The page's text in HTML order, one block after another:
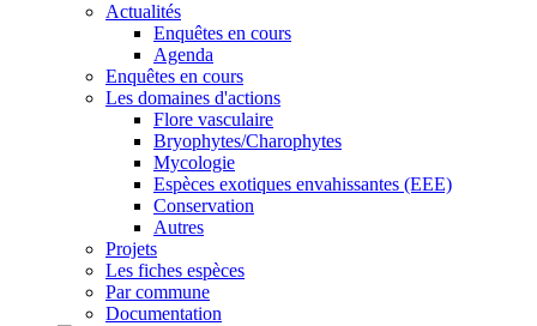
Actualités
Enquêtes en cours
Agenda
Enquêtes en cours
Les domaines d'actions
Flore vasculaire
Bryophytes/Charophytes
Mycologie
Espèces exotiques envahissantes (EEE)
Conservation
Autres
Projets
Les fiches espèces
Par commune
Documentation